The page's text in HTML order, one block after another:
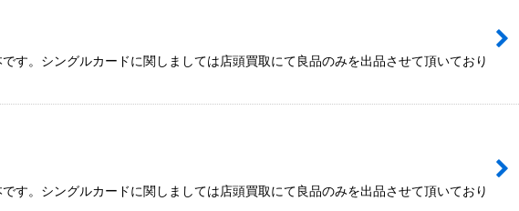
す。シングルカードに関しましては店頭買取にて良品のみを出品させて頂いており
す。シングルカードに関しましては店頭買取にて良品のみを出品させて頂いており